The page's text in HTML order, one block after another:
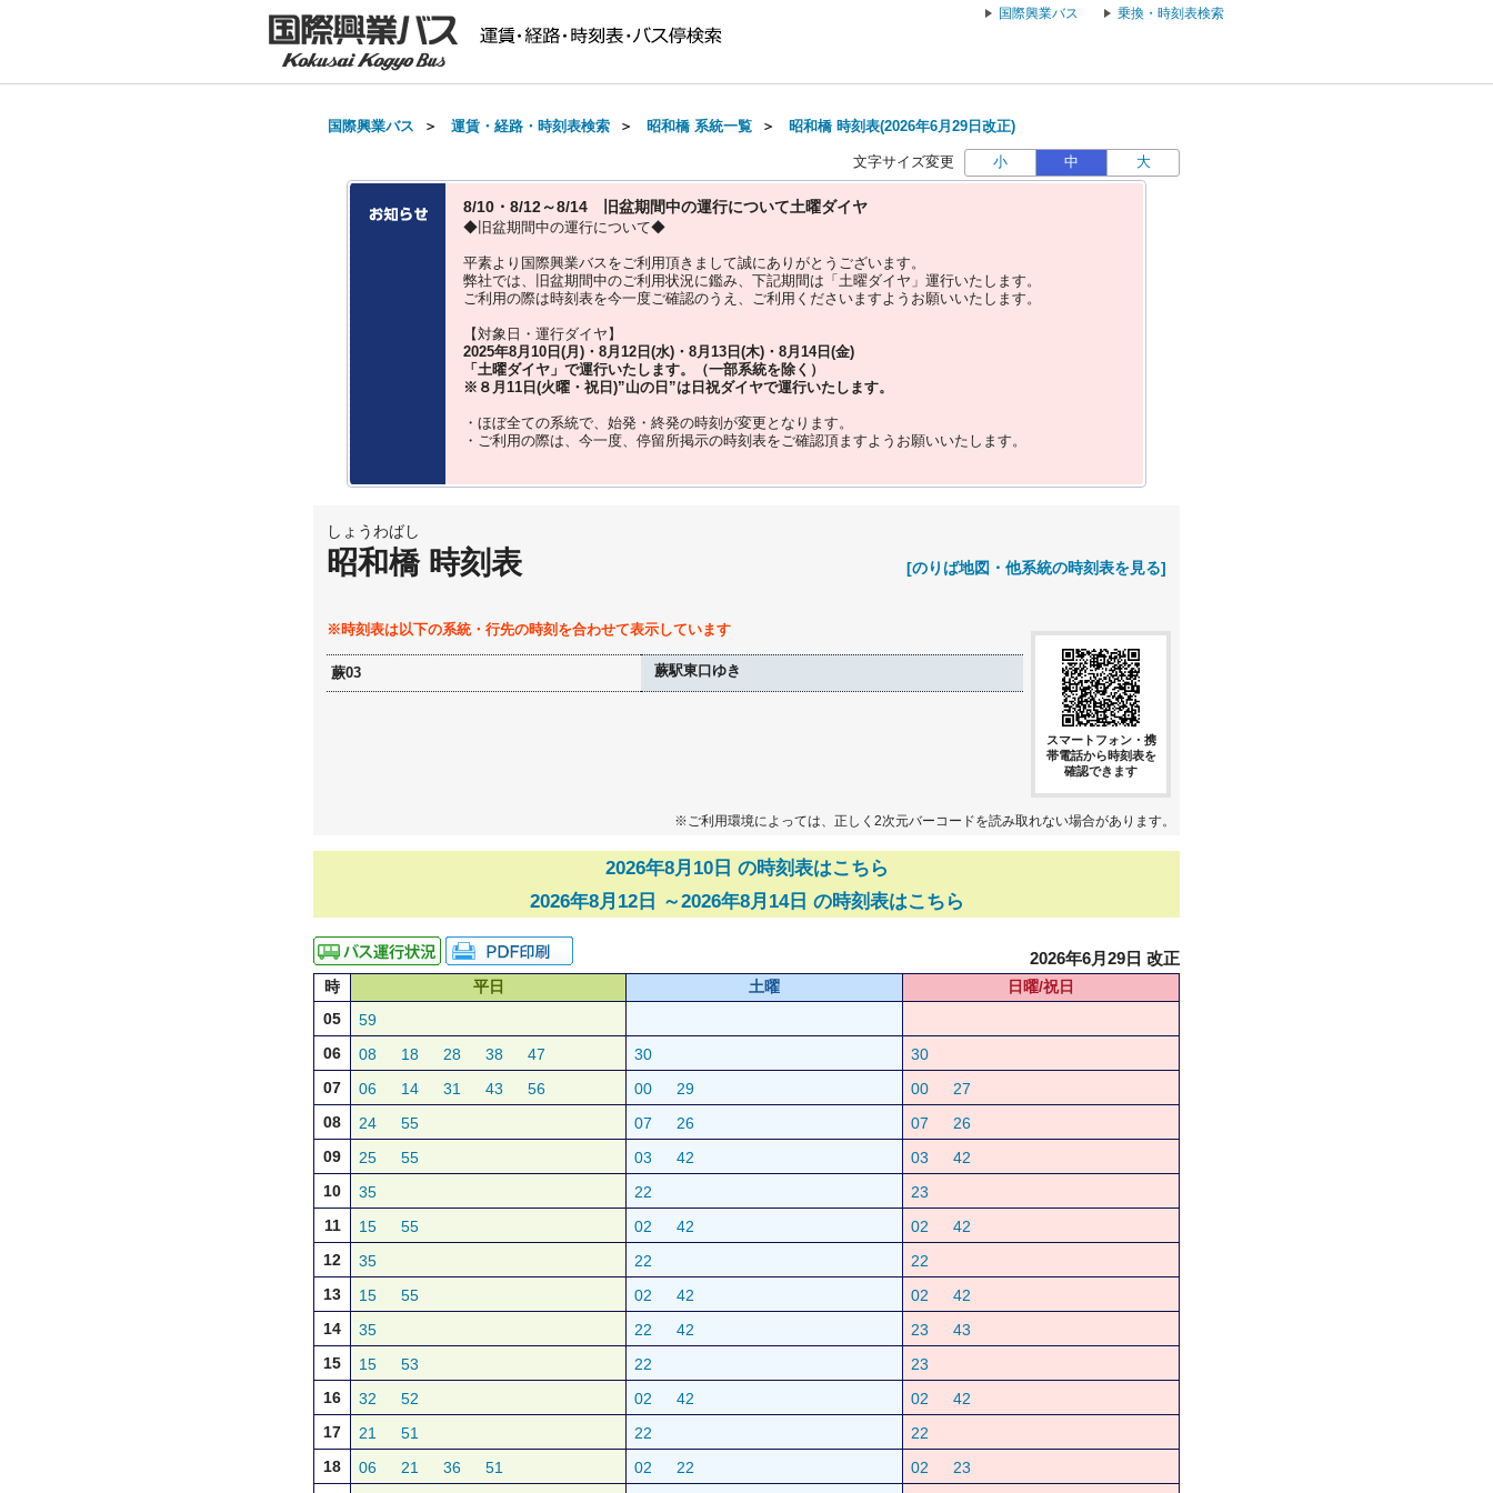
国際興業バス 乗換・時刻表検索
国際興業バス ＞ 運賃・経路・時刻表検索 ＞ 昭和橋 系統一覧 ＞ 昭和橋 時刻表(2026年6月29日改正)
文字サイズ変更 小 中 大
8/10・8/12～8/14 旧盆期間中の運行について土曜ダイヤ
◆旧盆期間中の運行について◆
平素より国際興業バスをご利用頂きまして誠にありがとうございます。
弊社では、旧盆期間中のご利用状況に鑑み、下記期間は「土曜ダイヤ」運行いたします。
ご利用の際は時刻表を今一度ご確認のうえ、ご利用くださいますようお願いいたします。
【対象日・運行ダイヤ】
2025年8月10日(月)・8月12日(水)・8月13日(木)・8月14日(金)
「土曜ダイヤ」 で運行いたします。（一部系統を除く）
※８月11日(火曜・祝日)”山の日 ”は 日祝ダイヤで運行いたします。
・ほぼ全ての系統で、始発・終発の時刻が変更となります。
・ご利用の際は、今一度、 停留所掲示の時刻表をご確認頂ますようお願いいたします。
しょうわばし
昭和橋 時刻表 [のりば地図・他系統の時刻表を見る]
※時刻表は以下の系統・行先の時刻を合わせて表示しています
蕨03 蕨駅東口ゆき
スマートフォン・携
帯電話から時刻表を
確認できます
※ご利用環境によっては、正しく2次元バーコードを読み取れない場合があります。
2026年8月10日 の時刻表はこちら
2026年8月12日 ～2026年8月14日 の時刻表はこちら
2026年6月29日 改正
時 平日 土曜
日曜/祝日
05
59
06
08 18 28 38 47 30
30
07
06 14 31 43 56 00 29 00
27
08
24 55 07 26 07
26
09
25 55 03 42 03
42
10
35 22
23
11
15 55 02 42 02
42
12
35 22
22
13
15 55 02 42 02
42
14
35 22 42 23
43
15
15 53 22
23
16
32 52 02 42 02
42
17
21 51 22
22
18
06 21 36 51 02 22 02
23